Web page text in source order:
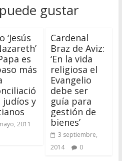
gustar
‘Jesús
es
más
judíos y
2011
Cardenal
Braz de Aviz:
‘En la vida
religiosa el
Evangelio
debe ser
guía para
gestión de
bienes’
3 septiembre,
2014
0